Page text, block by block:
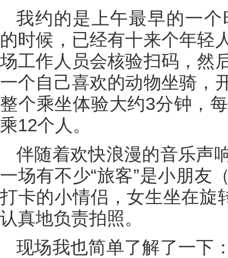
我约的是上午最早的一
的时候，已经有十来个年轻
场工作人员会核验扫码，然
一个自己喜欢的动物坐骑，
整个乘坐体验大约3分钟，
乘12个人。
伴随着欢快浪漫的音乐声
一场有不少“旅客”是小朋友
打卡的小情侣，女生坐在旋
认真地负责拍照。
现场我也简单了解了一下